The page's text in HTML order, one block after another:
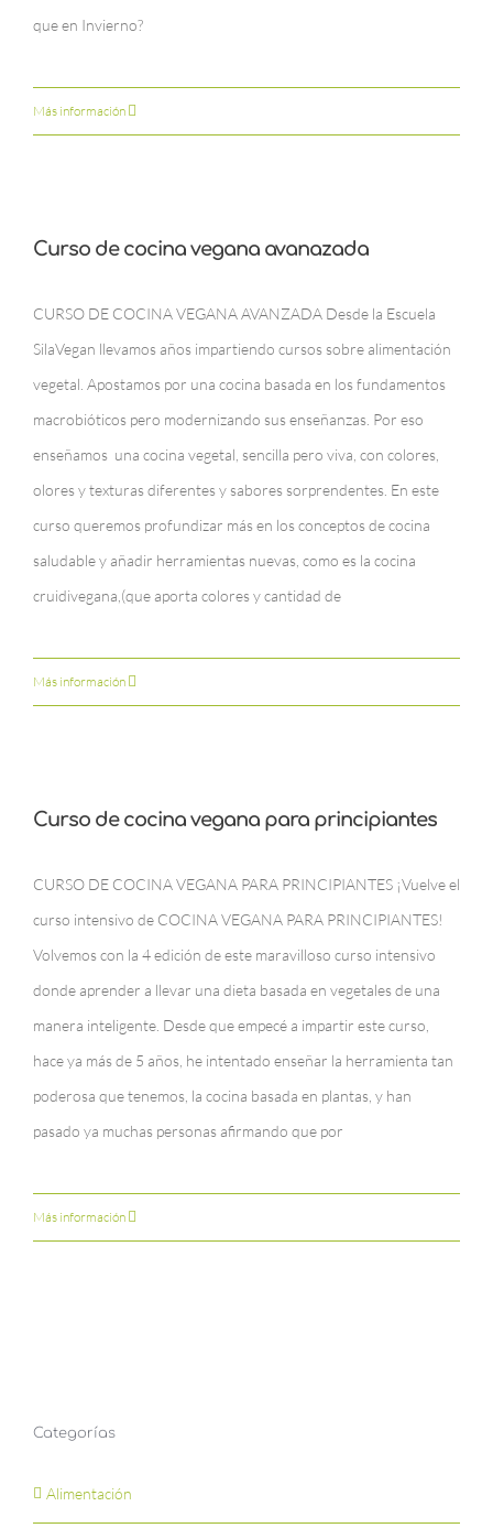
que en Invierno?
Más información
Curso de cocina vegana avanazada
CURSO DE COCINA VEGANA AVANZADA Desde la Escuela
SilaVegan llevamos años impartiendo cursos sobre alimentación
vegetal. Apostamos por una cocina basada en los fundamentos
macrobióticos pero modernizando sus enseñanzas. Por eso
enseñamos una cocina vegetal, sencilla pero viva, con colores,
olores y texturas diferentes y sabores sorprendentes. En este
curso queremos profundizar más en los conceptos de cocina
saludable y añadir herramientas nuevas, como es la cocina
cruidivegana,(que aporta colores y cantidad de
Más información
Curso de cocina vegana para principiantes
CURSO DE COCINA VEGANA PARA PRINCIPIANTES ¡Vuelve el
curso intensivo de COCINA VEGANA PARA PRINCIPIANTES!
Volvemos con la 4 edición de este maravilloso curso intensivo
donde aprender a llevar una dieta basada en vegetales de una
manera inteligente. Desde que empecé a impartir este curso,
hace ya más de 5 años, he intentado enseñar la herramienta tan
poderosa que tenemos, la cocina basada en plantas, y han
pasado ya muchas personas afirmando que por
Más información
Categorías
Alimentación